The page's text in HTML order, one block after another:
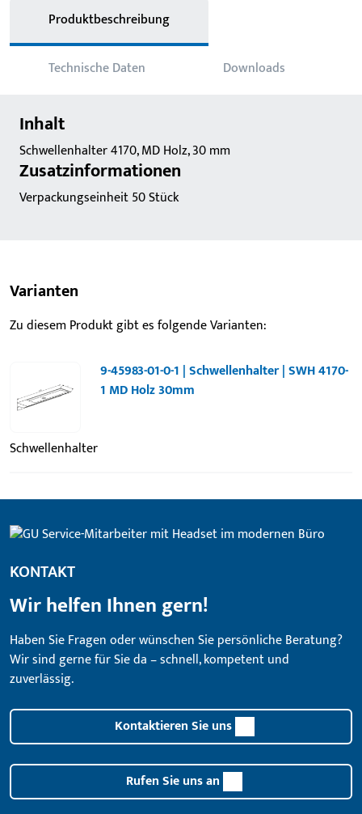
Produktbeschreibung
Technische Daten Downloads
Inhalt
Schwellenhalter 4170, MD Holz, 30 mm
Zusatzinformationen
Verpackungseinheit 50 Stück
Varianten
Zu diesem Produkt gibt es folgende Varianten:
9-45983-01-0-1 | Schwellenhalter | SWH 4170-
1 MD Holz 30mm
Schwellenhalter
KONTAKT
Wir helfen Ihnen gern!
Haben Sie Fragen oder wünschen Sie persönliche Beratung?
Wir sind gerne für Sie da – schnell, kompetent und
zuverlässig.
Kontaktieren Sie uns
Rufen Sie uns an